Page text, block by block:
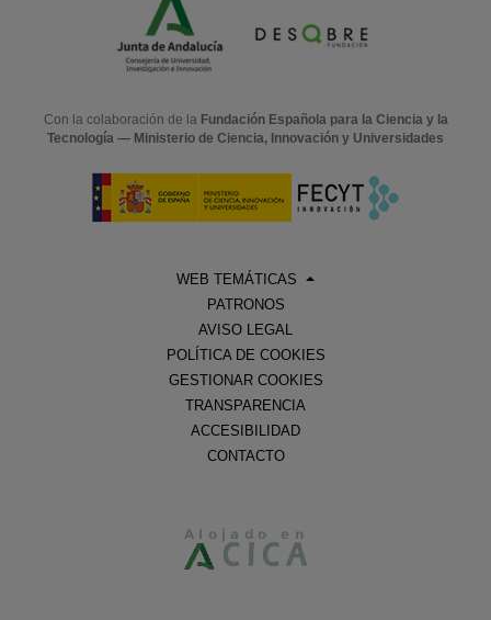
Con la colaboración de la Fundación Española para la Ciencia y la
Tecnología — Ministerio de Ciencia, Innovación y Universidades
WEB TEMÁTICAS
PATRONOS
AVISO LEGAL
POLÍTICA DE COOKIES
GESTIONAR COOKIES
TRANSPARENCIA
ACCESIBILIDAD
CONTACTO